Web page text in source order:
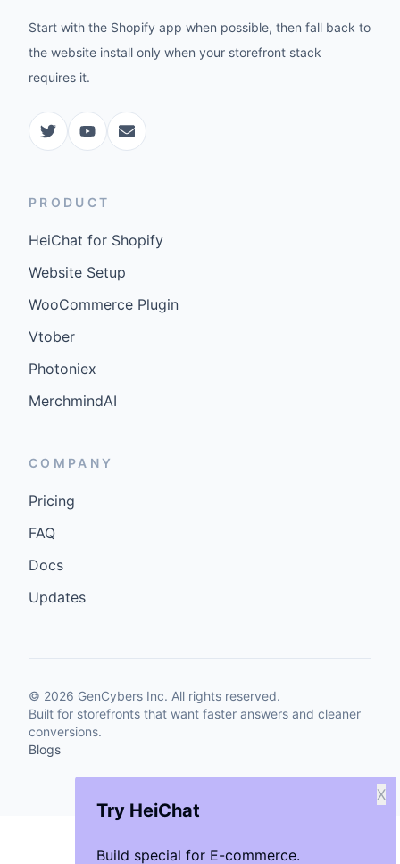
Try HeiChat
Build special for E-commerce.
X
Start with the Shopify app when possible, then fall back to
the website install only when your storefront stack
requires it.
PRODUCT
HeiChat for Shopify
Website Setup
WooCommerce Plugin
Vtober
Photoniex
MerchmindAI
COMPANY
Pricing
FAQ
Docs
Updates
© 2026 GenCybers Inc. All rights reserved.
Built for storefronts that want faster answers and cleaner
conversions.
Blogs